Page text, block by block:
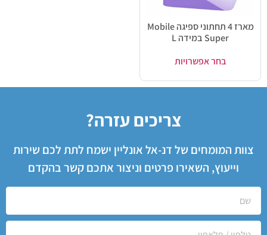
מארז 4 תחתוני ספיגה Mobile
Super במידה L
בחר אפשרויות
צריכים עזרה?
צוות המומחים של דנ-אל אונליין ישמח לתת לכם שירות
וייעוץ, השאירו פרטים וניצור אתכם קשר בהקדם